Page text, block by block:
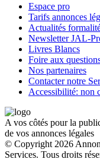
Espace pro
Tarifs annonces
Actualités
Newsletter JAL-
Livres Blancs
Foire aux
Nos partenaires
Contacter notre
Accessibilité: non
A vos côtés pour la
de vos annonces légales
© Copyright 2026
Services. Tous droits